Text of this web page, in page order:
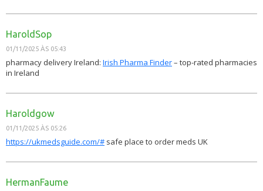
HaroldSop
01/11/2025 ÀS 05:43
pharmacy delivery Ireland: Irish Pharma Finder– top-rated pharmacies
in Ireland
Haroldgow
01/11/2025 ÀS 05:26
https://ukmedsguide.com/# safe place to order meds UK
HermanFaume